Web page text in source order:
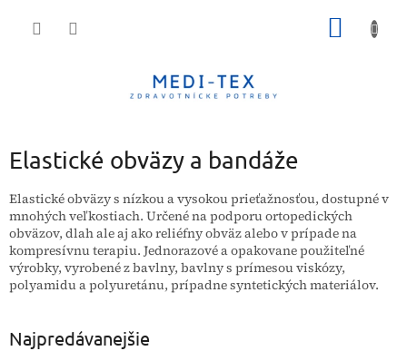
Elastické obväzy a bandáže
Elastické obväzy s nízkou a vysokou prieťažnosťou, dostupné v
mnohých veľkostiach. Určené na podporu ortopedických
obväzov, dlah ale aj ako reliéfny obväz alebo v prípade na
kompresívnu terapiu. Jednorazové a opakovane použiteľné
výrobky, vyrobené z bavlny, bavlny s prímesou viskózy,
polyamidu a polyuretánu, prípadne syntetických materiálov.
Najpredávanejšie